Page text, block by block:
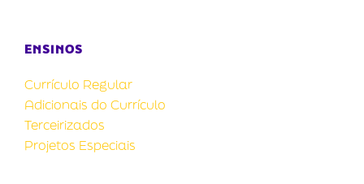
ENSINOS
Currículo Regular
Adicionais do Currículo
Terceirizados
Projetos Especiais